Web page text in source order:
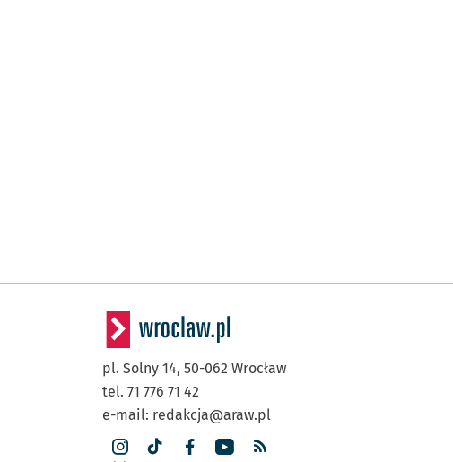
pl. Solny 14, 50-062 Wrocław
tel. 71 776 71 42
e-mail: redakcja@araw.pl